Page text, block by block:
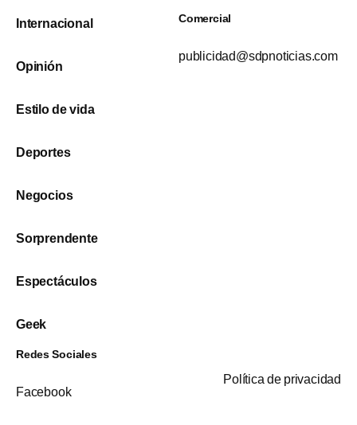
Internacional
Opinión
Estilo de vida
Deportes
Negocios
Sorprendente
Espectáculos
Geek
Comercial
publicidad@sdpnoticias.com
Redes Sociales
Facebook
Política de privacidad